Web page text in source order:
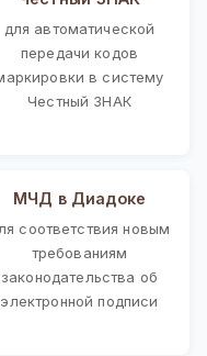
для автоматической
передачи кодов
в систему
Честный ЗНАК
МЧД в Диадоке
соответствия новым
требованиям
законодательства об
электронной подписи